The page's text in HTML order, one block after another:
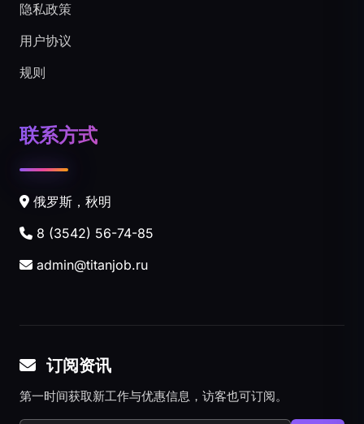
隐私政策
用户协议
规则
联系方式
俄罗斯，秋明
8 (3542) 56-74-85
admin@titanjob.ru
订阅资讯
第一时间获取新工作与优惠信息，访客也可订阅。